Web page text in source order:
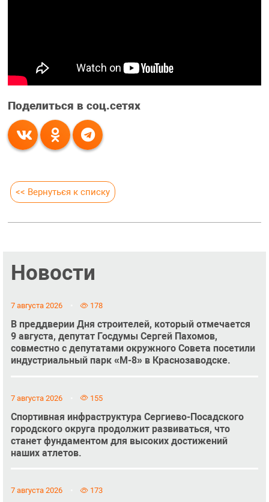
Поделиться в соц.сетях
<< Вернуться к списку
Новости
7 августа 2026 178
В преддверии Дня строителей, который отмечается
9 августа, депутат Госдумы Сергей Пахомов,
совместно с депутатами окружного Совета посетили
индустриальный парк «М-8» в Краснозаводске.
7 августа 2026 155
Спортивная инфраструктура Сергиево-Посадского
городского округа продолжит развиваться, что
станет фундаментом для высоких достижений
наших атлетов.
7 августа 2026 173